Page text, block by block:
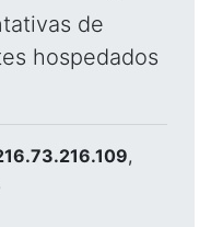
de
hospedados
,